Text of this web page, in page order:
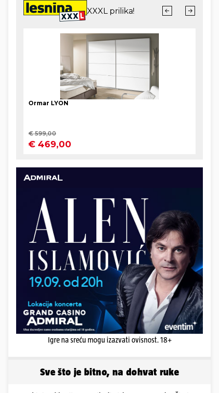
Igre na sreću mogu izazvati ovisnost. 18+
Sve što je bitno, na dohvat ruke